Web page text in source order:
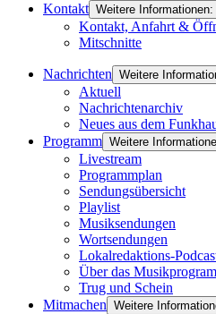
Kontakt Weitere
Kontakt, Anfahrt &
Mitschnitte
Nachrichten Weitere
Aktuell
Nachrichtenarchiv
Neues aus dem
Programm Weitere
Livestream
Programmplan
Sendungsübersicht
Playlist
Musiksendungen
Wortsendungen
Lokalredaktions-
Über das
Trug und Schein
Mitmachen Weitere